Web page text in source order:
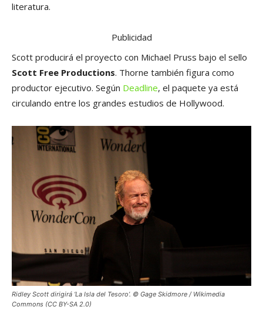
literatura.
Publicidad
Scott producirá el proyecto con Michael Pruss bajo el sello
Scott Free Productions. Thorne también figura como
productor ejecutivo. Según Deadline, el paquete ya está
circulando entre los grandes estudios de Hollywood.
Ridley Scott dirigirá ‘La Isla del Tesoro’. © Gage Skidmore / Wikimedia
Commons (CC BY-SA 2.0)